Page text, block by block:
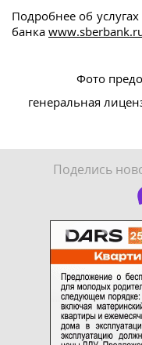
Подробнее об
банка
Фото
генеральная
Поделись